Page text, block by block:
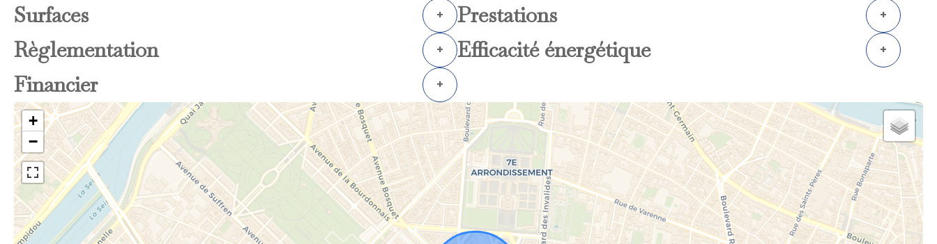
Surfaces + Prestations +
Règlementation + Efficacité énergétique +
Financier +
+
−